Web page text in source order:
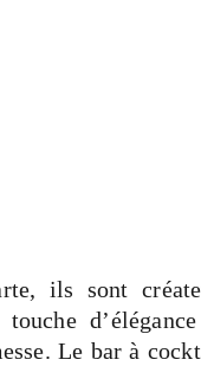
ils sont
Le bar à